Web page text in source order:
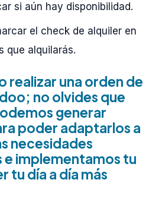
si aún hay disponibilidad.
el check de alquiler en
que alquilarás.
realizar una orden de
no olvides que
generar
poder adaptarlos a
necesidades
e implementamos tu
tu día a día más